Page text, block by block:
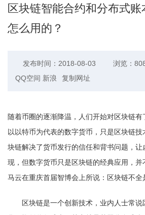
区块链智能合约和分布式账
怎么用的？
发布时间：2018-08-03 浏览：
QQ空间 新浪 复制网址
随着币圈的逐渐降温，人们开始对区块链有
以以特币为代表的数字货币，只是区块链
块链解决了货币发行的信任和背书问题，
现，但数字货币只是区块链的经典应用，
马云在重庆首届智博会上所说：区块链不全
区块链是一个创新技术，业内人士常说